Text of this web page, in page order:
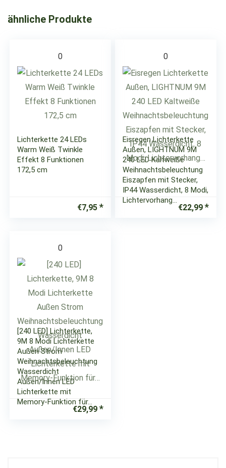
ähnliche Produkte
0
Lichterkette 24 LEDs
Warm Weiß Twinkle
Effekt 8 Funktionen
172,5 cm
€7,95
0
Eisregen Lichterkette
Außen, LIGHTNUM 9M
240 LED Kaltweiße
Weihnachtsbeleuchtung
Eiszapfen mit Stecker,
IP44 Wasserdicht, 8 Modi,
Lichtervorhang…
€22,99
0
[240 LED] Lichterkette,
9M 8 Modi Lichterkette
Außen Strom
Weihnachtsbeleuchtung
Wasserdicht
Außen/Innen LED
Lichterkette mit
Memory-Funktion für…
€29,99